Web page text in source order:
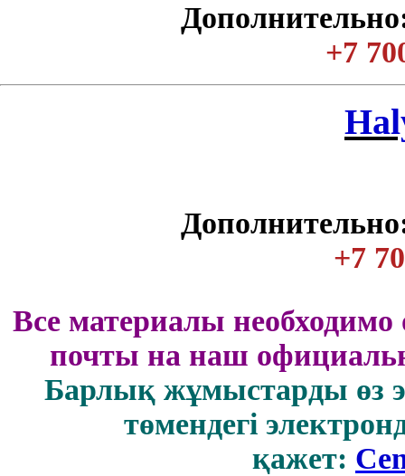
+7
+7
Все материалы необходимо
почты на наш
Барлық жұмыстарды өз
төмендегі
қажет: